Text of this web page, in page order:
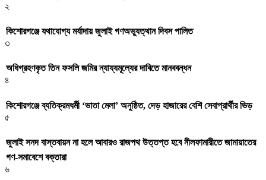
২
কিশোরগঞ্জে যথাযোগ্য মর্যাদায় জুলাই গণঅভ্যুত্থান দিবস পালিত
৩
অধিগ্রহণকৃত তিন ফসলি জমির ন্যায্যমূল্যের দাবিতে মানববন্ধন
৪
কিশোরগঞ্জে ব্যতিক্রমধর্মী ‘ভাতা মেলা’ অনুষ্ঠিত, দেড় হাজারের বেশি সেবাপ্রার্থীর ভিড়
৫
জুলাই সনদ বাস্তবায়ন না হলে আবারও রাজপথ উত্তপ্ত হবে নীলফামারীতে জামায়াতের
গণ-সমাবেশে বক্তারা
৬